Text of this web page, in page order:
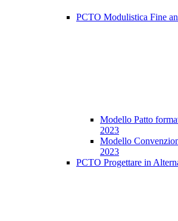
PCTO Modulistica Fine
Modello Patto
2023
Modello
2023
PCTO Progettare in